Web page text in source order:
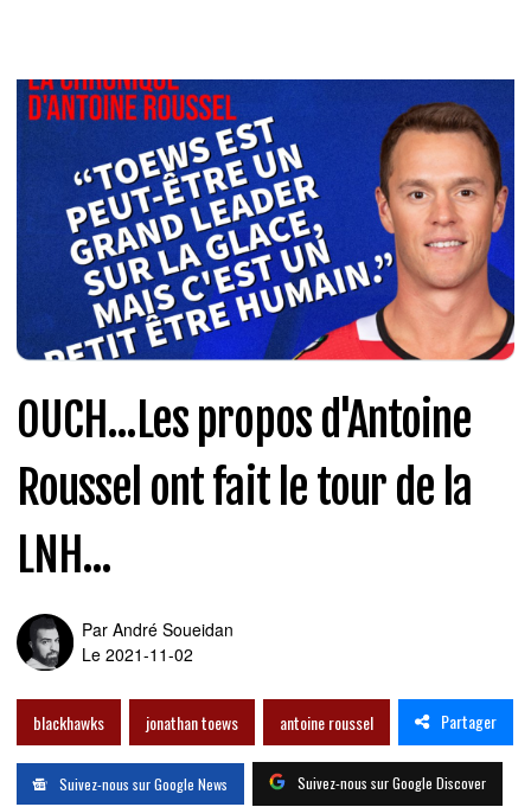
OUCH...Les propos d'Antoine
Roussel ont fait le tour de la
LNH...
Par André Soueidan
Le 2021-11-02
blackhawks jonathan toews antoine roussel Partager
Suivez-nous sur Google News Suivez-nous sur Google Discover